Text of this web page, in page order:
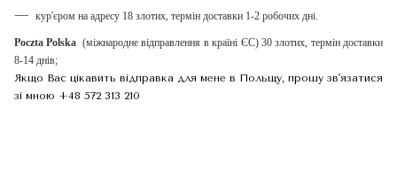
кур'єром на адресу 18 злотих, термін доставки 1-2 робочих дні.
Poczta Polska (міжнародне відправлення в країні ЄС) 30 злотих, термін доставки
8-14 днів;
​​​​Якщо Вас цікавить відправка для мене в Польщу, прошу зв'язатися
зі мною +48 572 313 210